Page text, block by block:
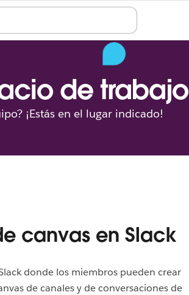
de trabajo
¡Estás en el lugar indicado!
canvas en Slack
donde los miembros pueden crear
de canales y de conversaciones de